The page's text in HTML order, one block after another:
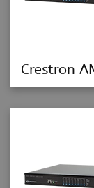
Crestron